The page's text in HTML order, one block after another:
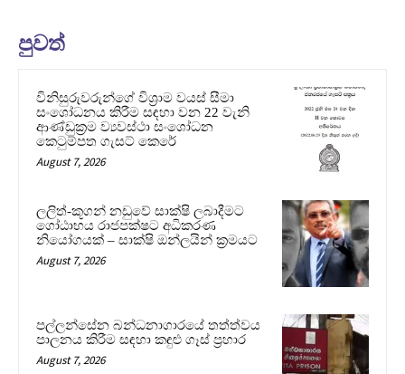
පුවත්
විනිසුරුවරුන්ගේ විශ්‍රාම වයස් සීමා
සංශෝධනය කිරීම සඳහා වන 22 වැනි
ආණ්ඩුක්‍රම ව්‍යවස්ථා සංශෝධන
කෙටුම්පත ගැසට් කෙරේ
August 7, 2026
ලලිත්-කූගන් නඩුවේ සාක්ෂි ලබාදීමට
ගෝඨාභය රාජපක්ෂට අධිකරණ
නියෝගයක් – සාක්ෂි ඔන්ලයින් ක්‍රමයට
August 7, 2026
පල්ලන්සේන බන්ධනාගාරයේ තත්ත්වය
පාලනය කිරීම සඳහා කඳුළු ගෑස් ප්‍රහාර
August 7, 2026